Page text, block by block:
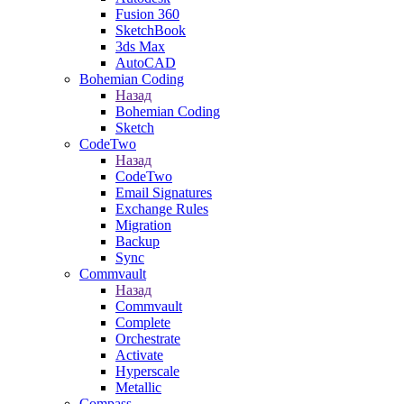
Fusion 360
SketchBook
3ds Max
AutoCAD
Bohemian Coding
Назад
Bohemian Coding
Sketch
CodeTwo
Назад
CodeTwo
Email Signatures
Exchange Rules
Migration
Backup
Sync
Commvault
Назад
Commvault
Complete
Orchestrate
Activate
Hyperscale
Metallic